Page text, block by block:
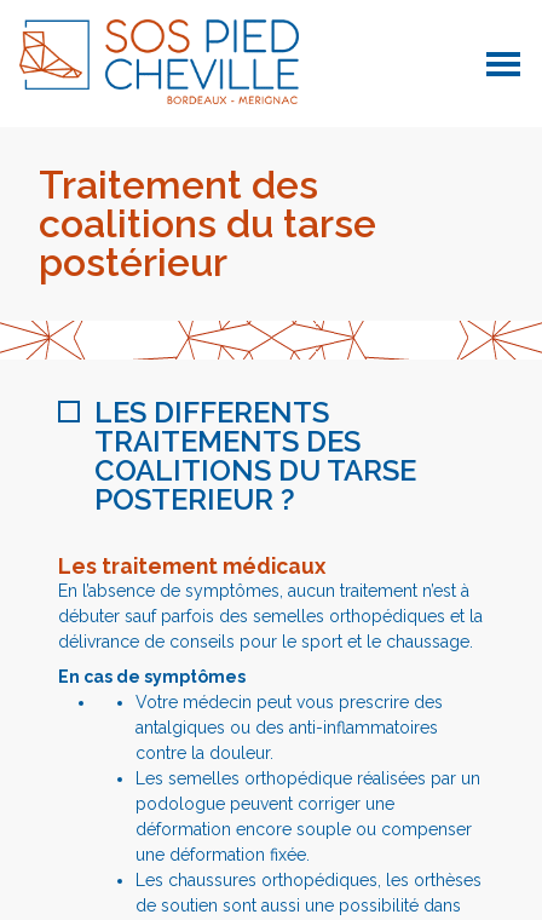
Traitement des
coalitions du tarse
postérieur
LES DIFFERENTS
TRAITEMENTS DES
COALITIONS DU TARSE
POSTERIEUR ?
Les traitement médicaux
En l’absence de symptômes, aucun traitement n’est à
débuter sauf parfois des semelles orthopédiques et la
délivrance de conseils pour le sport et le chaussage.
En cas de symptômes
Votre médecin peut vous prescrire des
antalgiques ou des anti-inflammatoires
contre la douleur.
Les semelles orthopédique réalisées par un
podologue peuvent corriger une
déformation encore souple ou compenser
une déformation fixée.
Les chaussures orthopédiques, les orthèses
de soutien sont aussi une possibilité dans